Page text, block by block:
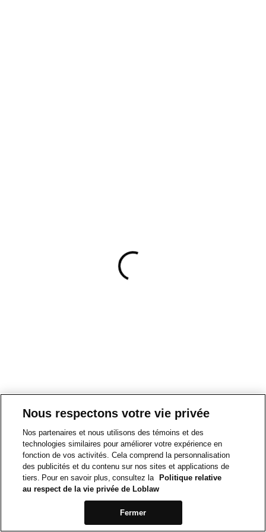
Nous respectons votre vie privée
Nos partenaires et nous utilisons des témoins et des
technologies similaires pour améliorer votre expérience en
fonction de vos activités. Cela comprend la personnalisation
des publicités et du contenu sur nos sites et applications de
tiers. Pour en savoir plus, consultez la
Politique relative
au respect de la vie privée de Loblaw
Fermer